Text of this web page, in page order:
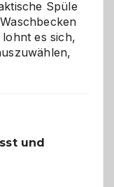
Spüle
es sich,
und